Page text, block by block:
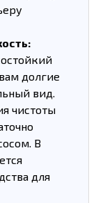
долгие
вид.
чистоты
В
для